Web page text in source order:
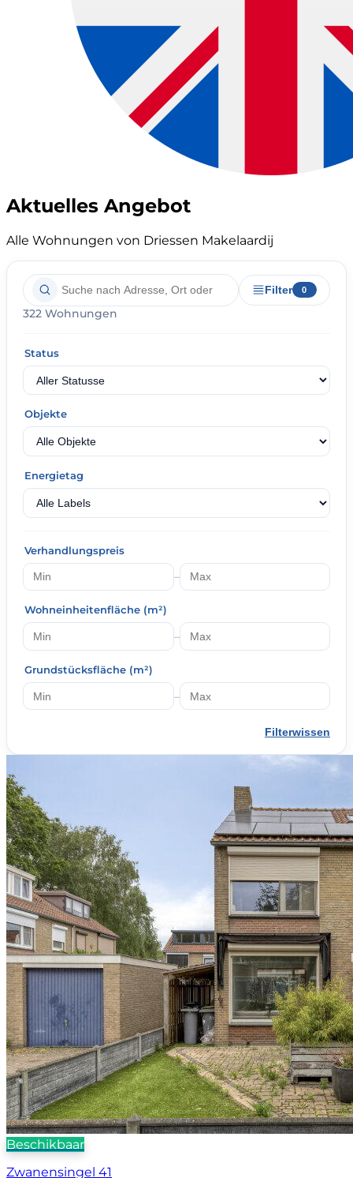
Aktuelles Angebot
Alle Wohnungen von Driessen Makelaardij
Filter 0
322 Wohnungen
Status
Objekte
Energietag
Verhandlungspreis
–
Wohneinheitenfläche (m²)
–
Grundstücksfläche (m²)
–
Filterwissen
Beschikbaar
Zwanensingel 41